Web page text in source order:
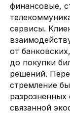
финансовые,
сервисы.
от
до покупки
решений.
стремление
связанной